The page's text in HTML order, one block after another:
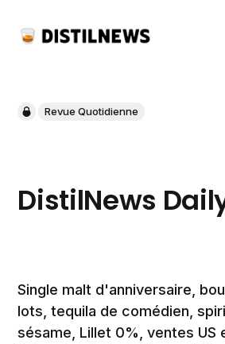
Revue Quotidienne
DistilNews
Single malt d'anniversaire,
lots, tequila de comédien,
sésame, Lillet 0%, ventes US